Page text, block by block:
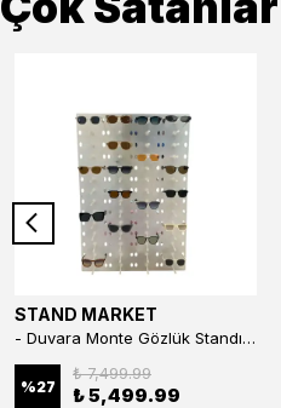
STAND MARKET
- Duvara Monte Gözlük Standı 56'li Pleksi Glass | 99x67 cm Gözlük Teşhir Standı
%27
₺ 7,499.99
₺ 5,499.99